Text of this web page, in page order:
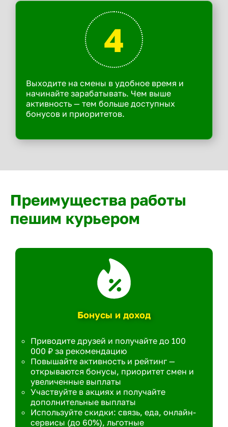
4
Выходите на смены в удобное время и
начинайте зарабатывать. Чем выше
активность — тем больше доступных
бонусов и приоритетов.
Преимущества работы
пешим курьером
Бонусы и доход
Приводите друзей и получайте до 100
000 ₽ за рекомендацию
Повышайте активность и рейтинг —
открываются бонусы, приоритет смен и
увеличенные выплаты
Участвуйте в акциях и получайте
дополнительные выплаты
Используйте скидки: связь, еда, онлайн-
сервисы (до 60%), льготные